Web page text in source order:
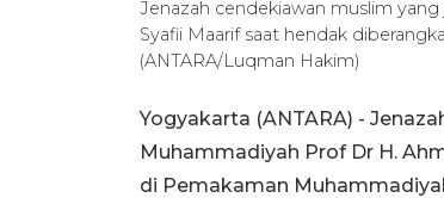
Jenazah cendekiawan muslim
Syafii Maarif saat hendak
(ANTARA/Luqman Hakim)
Yogyakarta (ANTARA) -
Muhammadiyah Prof Dr H.
di Pemakaman